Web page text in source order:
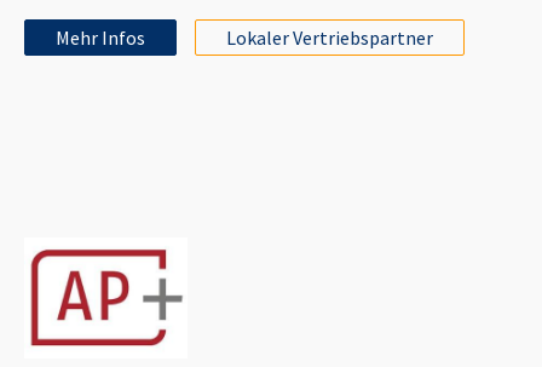
Mehr Infos Lokaler Vertriebspartner